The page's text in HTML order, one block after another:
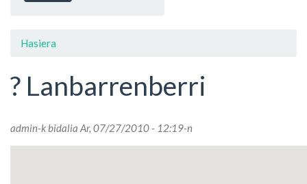
Hasiera
? Lanbarrenberri
admin-k bidalia Ar, 07/27/2010 - 12:19-n